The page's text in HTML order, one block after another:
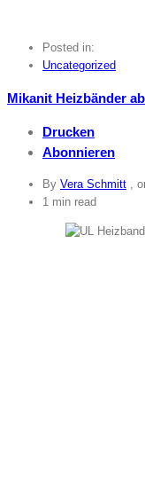
Posted in:
Uncategorized
Mikanit Heizbänder
Drucken
Abonnieren
By Vera Schmitt ,
1 min read